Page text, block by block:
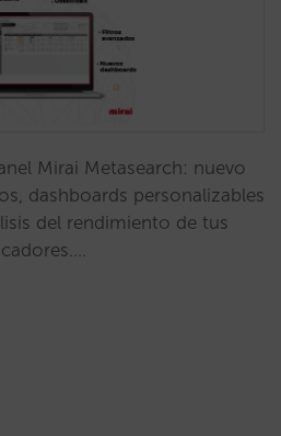
Mirai Metasearch: nuevo
dashboards personalizables
del rendimiento de tus